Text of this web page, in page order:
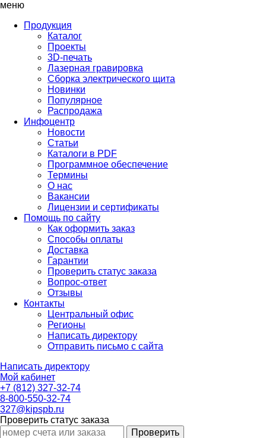
меню
Продукция
Каталог
Проекты
3D-печать
Лазерная гравировка
Сборка электрического щита
Новинки
Популярное
Распродажа
Инфоцентр
Новости
Статьи
Каталоги в PDF
Программное обеспечение
Термины
О нас
Вакансии
Лицензии и сертификаты
Помощь по сайту
Как оформить заказ
Способы оплаты
Доставка
Гарантии
Проверить статус заказа
Вопрос-ответ
Отзывы
Контакты
Центральный офис
Регионы
Написать директору
Отправить письмо с сайта
Написать директору
Мой кабинет
+7 (812) 327-32-74
8-800-550-32-74
327@kipspb.ru
Проверить статус заказа
Проверить